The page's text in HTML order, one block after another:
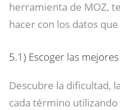
herramienta de MOZ,
hacer con los datos
5.1) Escoger las
Descubre la dificultad,
cada término